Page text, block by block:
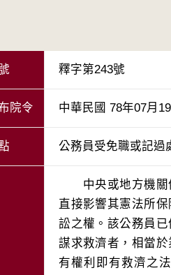
釋字第243號
院令 中華民國 78年07月19
公務員受免職或記過
中央或地方機關依
直接影響其憲法所
訟之權。該公務員
謀求救濟者，相當
有權利即有救濟之